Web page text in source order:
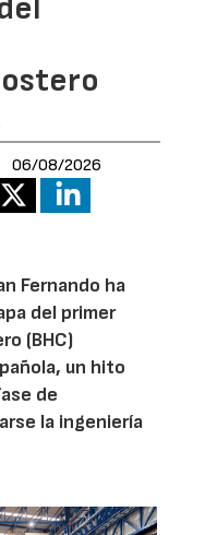
06/08/2026
Fernando ha
del primer
(BHC)
un hito
de
la ingeniería